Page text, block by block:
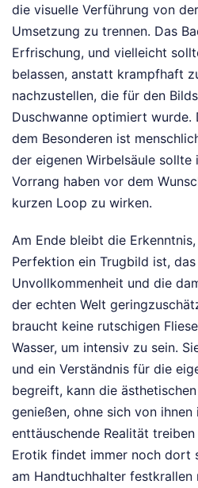
die visuelle Verführung von
Umsetzung zu trennen. Das
Erfrischung, und vielleicht
belassen, anstatt krampfhaft
nachzustellen, die für den
Duschwanne optimiert wurde.
dem Besonderen ist
der eigenen Wirbelsäule sollte
Vorrang haben vor dem
kurzen Loop zu wirken.
Am Ende bleibt die
Perfektion ein Trugbild ist,
Unvollkommenheit und die
der echten Welt
braucht keine rutschigen
Wasser, um intensiv zu sein.
und ein Verständnis für die
begreift, kann die
genießen, ohne sich von
enttäuschende Realität
Erotik findet immer noch dort
am Handtuchhalter festkrallen